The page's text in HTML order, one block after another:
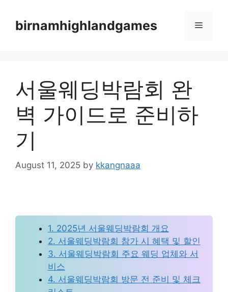
contentbirnamhighlandgames Menu
서울웨딩박람회 완
벽 가이드로 준비하
기
August 11, 2025 by kkangnaaa
1. 2025년 서울웨딩박람회 개요
2. 서울웨딩박람회 참가 시 혜택 및 할인
3. 서울웨딩박람회 주요 웨딩 업체와 서
비스
4. 서울웨딩박람회 방문 전 준비 및 체크